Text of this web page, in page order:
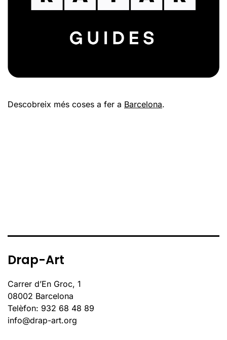
Descobreix més coses a fer a Barcelona.
Drap-Art
Carrer d’En Groc, 1
08002 Barcelona
Telèfon: 932 68 48 89
info@drap-art.org